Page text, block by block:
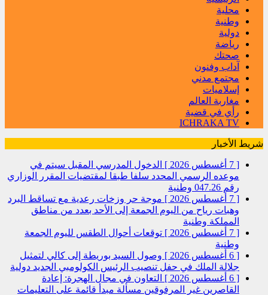
محلية
وطنية
دولية
رياضة
صحتك
آداب وفنون
مجتمع مدني
إسلاميات
مغاربة العالم
رأي في قضية
ICHRAKA TV
شريط الأخبار
[ 7 أغسطس 2026 ]
الدخول المدرسي المقبل سیتم في
موعده الرسمي المحدد سلفا طبقا لمقتضیات المقرر الوزاري
رقم 047.26
وطنية
[ 7 أغسطس 2026 ]
موجة حر وزخات رعدية مع تساقط البرد
وهبات رياح من اليوم الجمعة إلى الأحد بعدد من مناطق
المملكة وطنية
[ 7 أغسطس 2026 ]
توقعات أحوال الطقس لليوم الجمعة
وطنية
[ 6 أغسطس 2026 ]
وصول السيد بوريطة إلى كالي لتمثيل
جلالة الملك في حفل تنصيب الرئيس الكولومبي الجديد دولية
[ 6 أغسطس 2026 ]
التعاون في مجال الهجرة: إعادة
القاصرين غير المرفوقين مسألة مبدأ قائمة على التعليمات